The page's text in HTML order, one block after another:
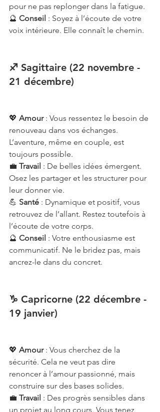
pour ne pas replonger dans la fatigue.
🔮 Conseil : Soyez à l’écoute de votre
voix intérieure. Elle connaît le chemin.
♐ Sagittaire (22 novembre -
21 décembre)
💖 Amour : Vous ressentez le besoin de
renouveau dans vos échanges.
L’aventure, même en couple, est
toujours possible.
💼 Travail : De belles idées émergent.
Osez les partager et les structurer pour
leur donner vie.
💪 Santé : Dynamique et positif, vous
retrouvez de l’allant. Restez toutefois à
l’écoute de votre corps.
🔮 Conseil : Votre enthousiasme est
communicatif. Ne le bridez pas, mais
ancrez-le dans du concret.
♑ Capricorne (22 décembre -
19 janvier)
💖 Amour : Vous cherchez de la
sécurité. Cela ne veut pas dire
renoncer à l’amour passionné, mais
construire sur des bases solides.
💼 Travail : Des progrès sensibles dans
un projet au long cours. Vous tenez